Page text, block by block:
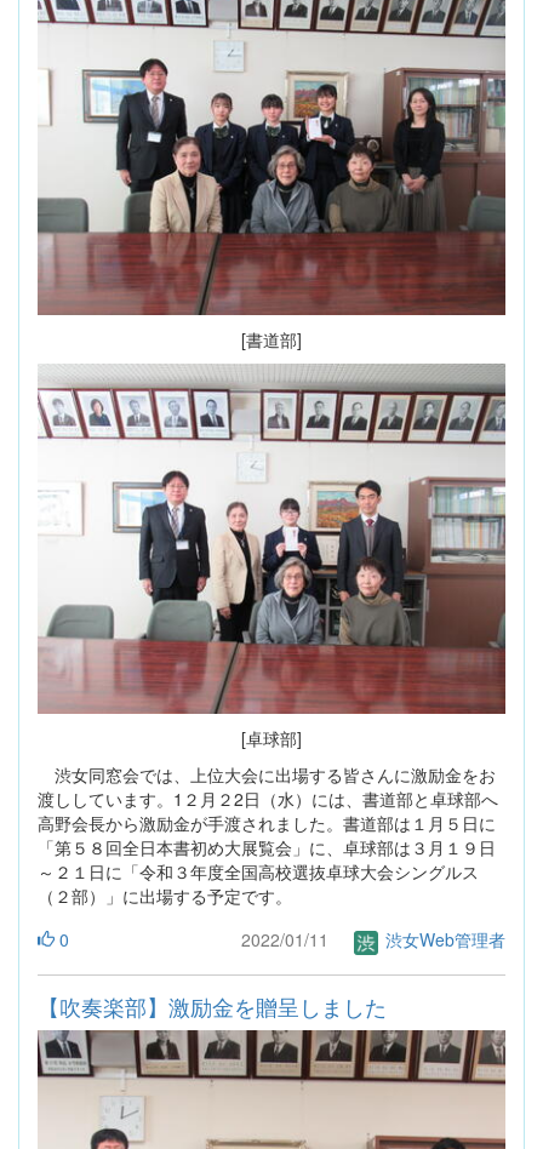
[書道部]
[卓球部]
渋女同窓会では、上位大会に出場する皆さんに激励金をお
渡ししています。1２月２2日（水）には、書道部と卓球部へ
高野会長から激励金が手渡されました。書道部は１月５日に
「第５８回全日本書初め大展覧会」に、卓球部は３月１９日
～２１日に「令和３年度全国高校選抜卓球大会シングルス
（２部）」に出場する予定です。
0
2022/01/11 渋女Web管理者
【吹奏楽部】激励金を贈呈しました